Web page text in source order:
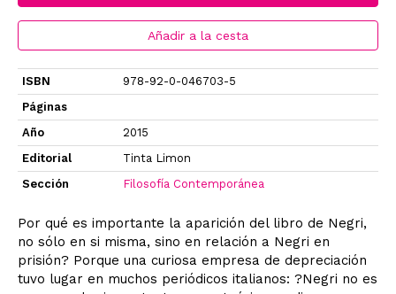
Añadir a la cesta
ISBN
978-92-0-046703-5
Páginas
Año
2015
Editorial
Tinta Limon
Sección
Filosofía Contemporánea
Por qué es importante la aparición del libro de Negri,
no sólo en si misma, sino en relación a Negri en
prisión? Porque una curiosa empresa de depreciación
tuvo lugar en muchos periódicos italianos: ?Negri no es